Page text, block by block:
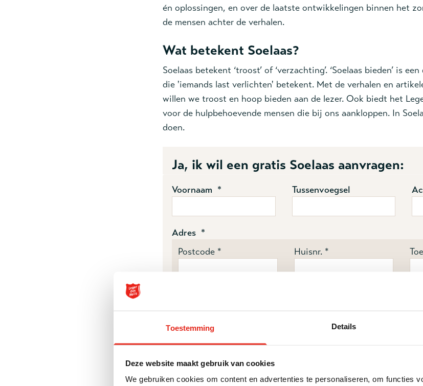
Toestemming Details
Deze website maakt gebruik van cookies
We gebruiken cookies om content en advertenties te personaliseren, om functies
én oplossingen, en over de laatste ontwikkelingen binnen het
de mensen achter de verhalen.
Wat betekent Soelaas?
Soelaas betekent ‘troost’ of ‘verzachting’. ‘Soelaas bieden’ is
die 'iemands last verlichten' betekent. Met de verhalen en
willen we troost en hoop bieden aan de lezer. Ook biedt het
voor de hulpbehoevende mensen die bij ons aankloppen. In
doen.
Ja, ik wil een gratis Soelaas aanvragen:
Voornaam * Tussenvoegsel
Adres *
Postcode *
Huisnr. *
Ik wil Soelaas alleen eenmalig ontvangen.
Ja, met het aanvragen van dit gratis magazine ga ik ermee
des Heils mij per e-mail informeert over haar werk.